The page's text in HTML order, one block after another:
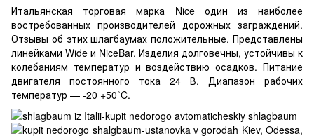
Итальянская торговая марка Nice один из наиболее
востребованных производителей дорожных заграждений.
Отзывы об этих шлагбаумах положительные. Представлены
линейками Wide и NiceBar. Изделия долговечны, устойчивы к
колебаниям температур и воздействию осадков. Питание
двигателя постоянного тока 24 В. Диапазон рабочих
температур — -20 +50˚C.